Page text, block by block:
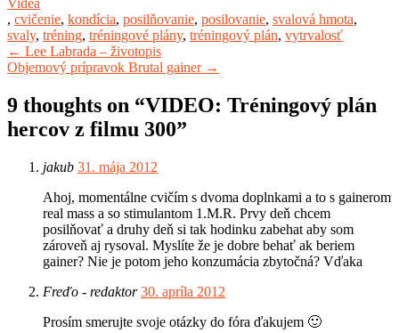
, cvičenie, kondícia, posilňovanie, posilovanie, svalová hmota,
svaly, tréning, tréningové plány, tréningový plán, vytrvalosť
Post
navigation
← Lee Labrada – životopis
Objemový prípravok Brutal gainer →
9 thoughts on “VIDEO: Tréningový plán
hercov z filmu 300”
jakub 31. mája 2012
Ahoj, momentálne cvičím s dvoma doplnkami a to s gainerom
real mass a so stimulantom 1.M.R. Prvy deň chcem
posilňovať a druhy deň si tak hodinku zabehat aby som
zároveň aj rysoval. Myslíte že je dobre behať ak beriem
gainer? Nie je potom jeho konzumácia zbytočná? Vďaka
Freďo - redaktor 30. apríla 2012
Prosím smerujte svoje otázky do fóra ďakujem 🙂